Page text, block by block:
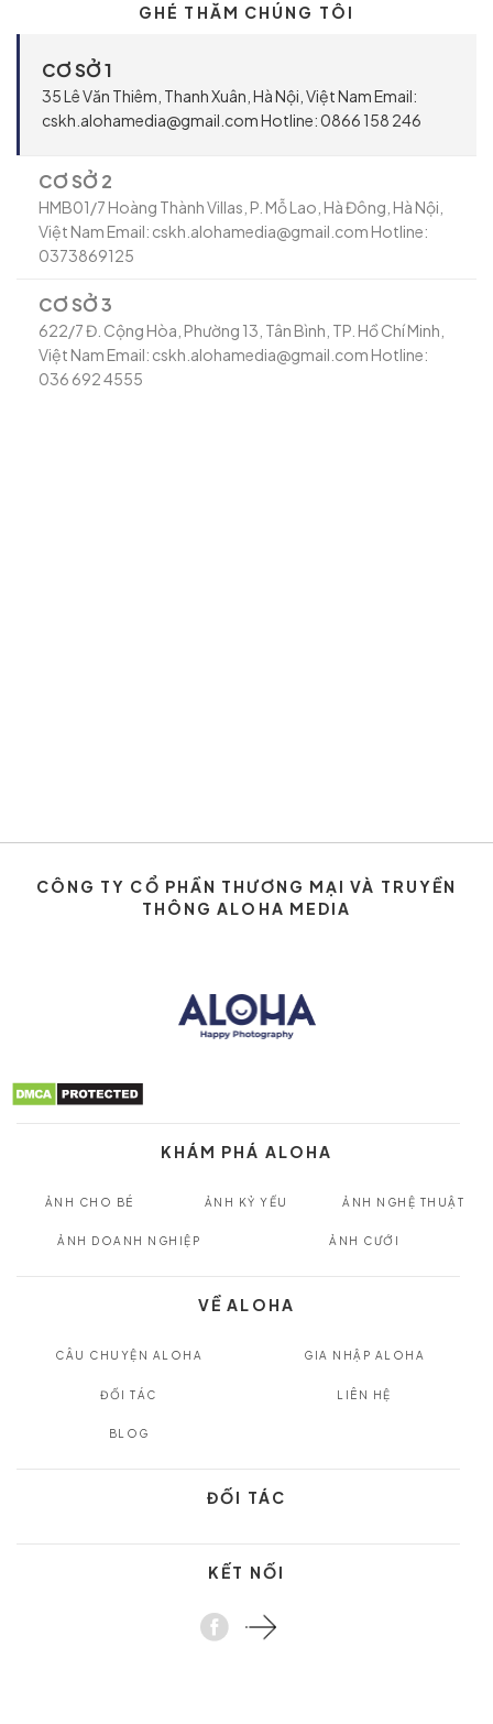
GHÉ THĂM CHÚNG TÔI
CƠ SỞ 1
35 Lê Văn Thiêm, Thanh Xuân, Hà Nội, Việt Nam Email:
cskh.alohamedia@gmail.com Hotline: 0866 158 246
CƠ SỞ 2
HMB01/7 Hoàng Thành Villas, P. Mỗ Lao, Hà Đông, Hà Nội,
Việt Nam Email: cskh.alohamedia@gmail.com Hotline:
0373869125
CƠ SỞ 3
622/7 Đ. Cộng Hòa, Phường 13, Tân Bình, TP. Hồ Chí Minh,
Việt Nam Email: cskh.alohamedia@gmail.com Hotline:
036 692 4555
CÔNG TY CỔ PHẦN THƯƠNG MẠI VÀ TRUYỀN
THÔNG ALOHA MEDIA
KHÁM PHÁ ALOHA
ẢNH CHO BÉ ẢNH KỶ YẾU ẢNH NGHỆ THUẬT
ẢNH DOANH NGHIỆP ẢNH CƯỚI
VỀ ALOHA
CÂU CHUYỆN ALOHA GIA NHẬP ALOHA
ĐỐI TÁC LIÊN HỆ
BLOG
ĐỐI TÁC
KẾT NỐI